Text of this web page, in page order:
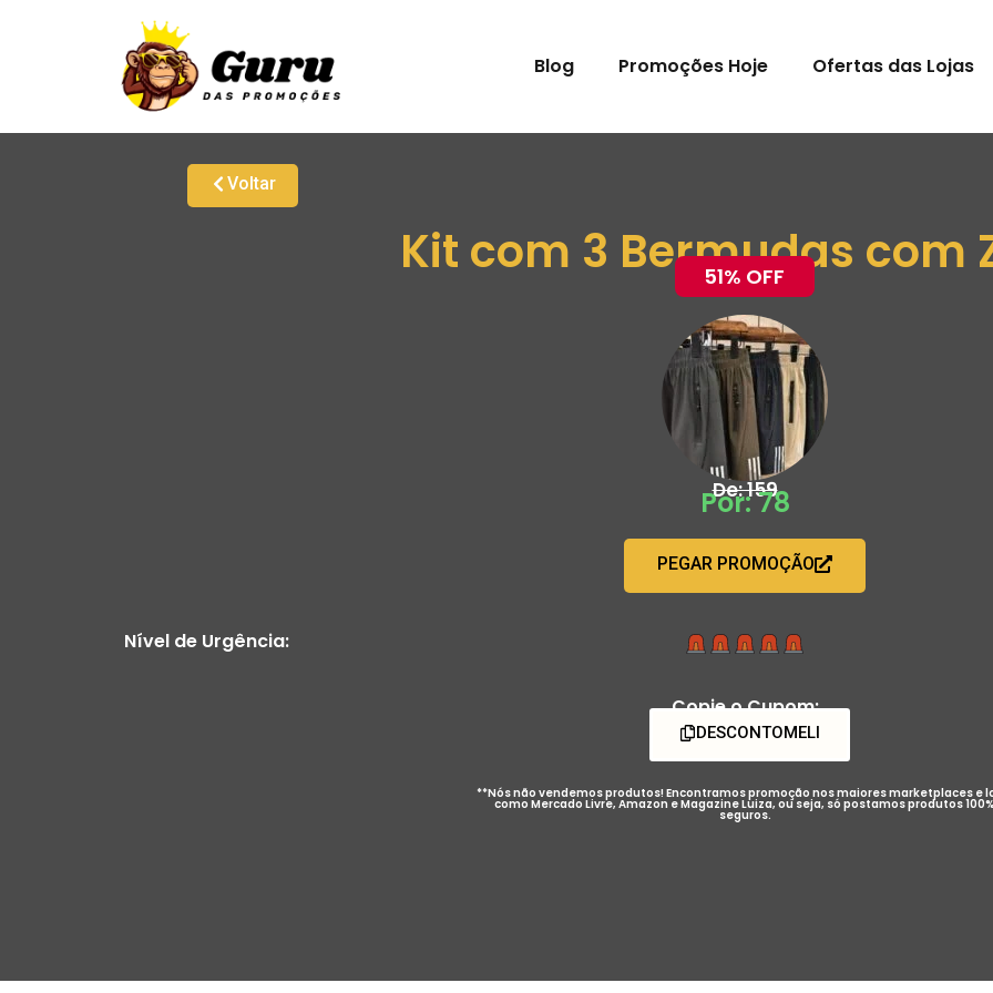
Blog Promoções Hoje Ofertas das Lojas
Voltar
Kit com 3 Bermudas com
51% OFF
De: 159
Por: 78
PEGAR PROMOÇÃO
Nível de Urgência:
Copie o Cupom:
DESCONTOMELI
**Nós não vendemos produtos! Encontramos promoção nos maiores marketplaces e
como Mercado Livre, Amazon e Magazine Luiza, ou seja, só postamos produtos 100%
seguros.